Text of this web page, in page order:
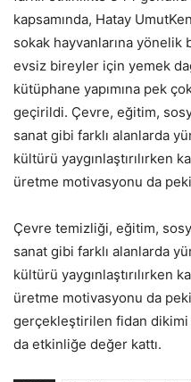
kapsamında, Hatay
sokak hayvanlarına yönelik
evsiz bireyler için yemek
kütüphane yapımına pek
geçirildi. Çevre, eğitim,
sanat gibi farklı alanlarda
kültürü yaygınlaştırılırken
üretme motivasyonu da
Çevre temizliği, eğitim,
sanat gibi farklı alanlarda
kültürü yaygınlaştırılırken
üretme motivasyonu da
gerçekleştirilen fidan dikimi
da etkinliğe değer kattı.